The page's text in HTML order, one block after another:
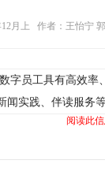
月上
作者：王怡宁
员工具有高效率、
闻实践、伴读服务
阅读此